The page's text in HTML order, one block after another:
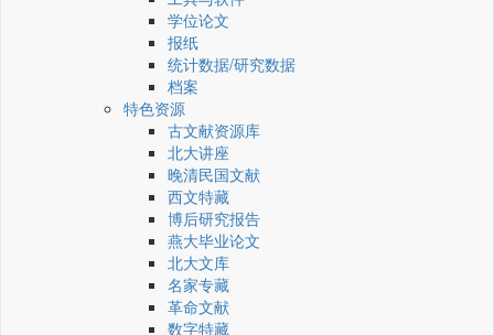
学位论文
报纸
统计数据/研究数据
档案
特色资源
古文献资源库
北大讲座
晚清民国文献
西文特藏
博后研究报告
燕大毕业论文
北大文库
名家专藏
革命文献
数字特藏